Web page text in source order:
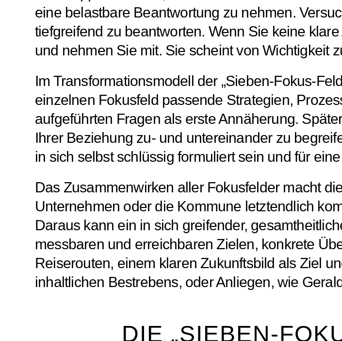
eine belastbare Beantwortung zu nehmen.
tiefgreifend zu beantworten. Wenn Sie keine
und nehmen Sie mit. Sie scheint von Wichtigkeit
Im Transformationsmodell der „Sieben-Fokus-
einzelnen Fokusfeld passende Strategien,
aufgeführten Fragen als erste Annäherung.
Ihrer Beziehung zu- und untereinander zu
in sich selbst schlüssig formuliert sein und für
Das Zusammenwirken aller Fokusfelder macht
Unternehmen oder die Kommune letztendlich
Daraus kann ein in sich greifender,
messbaren und erreichbaren Zielen, konkrete
Reiserouten, einem klaren Zukunftsbild als Ziel
inhaltlichen Bestrebens, oder Anliegen, wie
DIE „SIEBEN-